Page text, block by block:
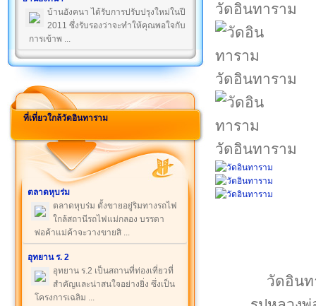
บ้านอังคนา ได้รับการปรับปรุงใหม่ในปี
2011 ซึ่งรับรองว่าจะทำให้คุณพอใจกับ
การเข้าพ ...
ที่เที่ยวใกล้วัดอินทาราม
ตลาดหุบร่ม
ตลาดหุบร่ม ตั้งขายอยู่ริมทางรถไฟ
ใกล้สถานีรถไฟแม่กลอง บรรดา
พ่อค้าแม่ค้าจะวางขายสิ ...
อุทยาน ร. 2
อุทยาน ร.2 เป็นสถานที่ท่องเที่ยวที่
สำคัญและน่าสนใจอย่างยิ่ง ซึ่งเป็น
โครงการเฉลิม ...
วัดอินทาราม
วัดอินทาราม
วัดอินทาราม
วัดอินท